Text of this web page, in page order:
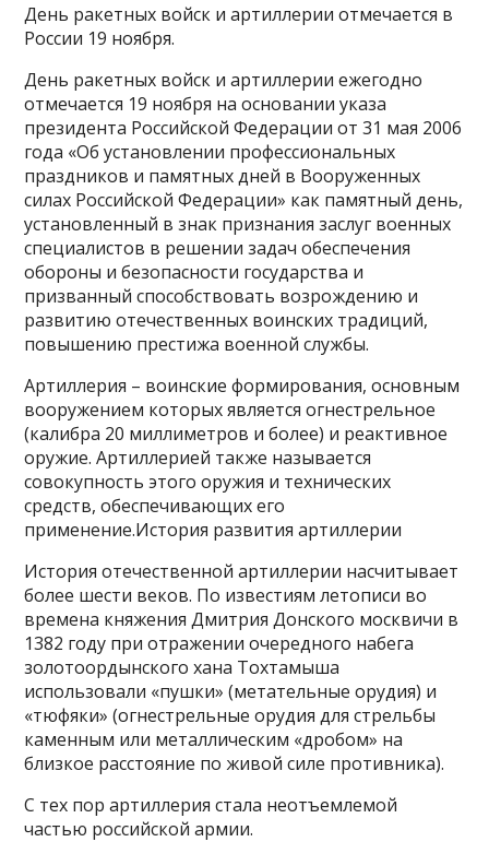
День ракетных войск и артиллерии отмечается в
России 19 ноября.
День ракетных войск и артиллерии ежегодно
отмечается 19 ноября на основании указа
президента Российской Федерации от 31 мая 2006
года «Об установлении профессиональных
праздников и памятных дней в Вооруженных
силах Российской Федерации» как памятный день,
установленный в знак признания заслуг военных
специалистов в решении задач обеспечения
обороны и безопасности государства и
призванный способствовать возрождению и
развитию отечественных воинских традиций,
повышению престижа военной службы.
Артиллерия – воинские формирования, основным
вооружением которых является огнестрельное
(калибра 20 миллиметров и более) и реактивное
оружие. Артиллерией также называется
совокупность этого оружия и технических
средств, обеспечивающих его
применение.История развития артиллерии
История отечественной артиллерии насчитывает
более шести веков. По известиям летописи во
времена княжения Дмитрия Донского москвичи в
1382 году при отражении очередного набега
золотоордынского хана Тохтамыша
использовали «пушки» (метательные орудия) и
«тюфяки» (огнестрельные орудия для стрельбы
каменным или металлическим «дробом» на
близкое расстояние по живой силе противника).
С тех пор артиллерия стала неотъемлемой
частью российской армии.